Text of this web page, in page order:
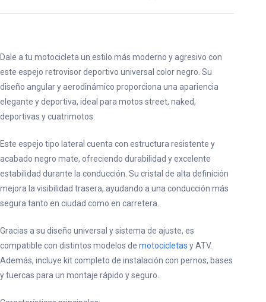
Dale a tu motocicleta un estilo más moderno y agresivo con
este espejo retrovisor deportivo universal color negro. Su
diseño angular y aerodinámico proporciona una apariencia
elegante y deportiva, ideal para motos street, naked,
deportivas y cuatrimotos.
Este espejo tipo lateral cuenta con estructura resistente y
acabado negro mate, ofreciendo durabilidad y excelente
estabilidad durante la conducción. Su cristal de alta definición
mejora la visibilidad trasera, ayudando a una conducción más
segura tanto en ciudad como en carretera.
Gracias a su diseño universal y sistema de ajuste, es
compatible con distintos modelos de motocicletas y ATV.
Además, incluye kit completo de instalación con pernos, bases
y tuercas para un montaje rápido y seguro.